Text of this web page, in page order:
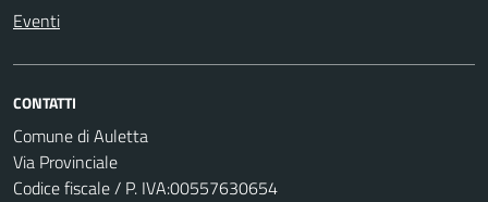
Eventi
CONTATTI
Comune di Auletta
Via Provinciale
Codice fiscale / P. IVA:00557630654